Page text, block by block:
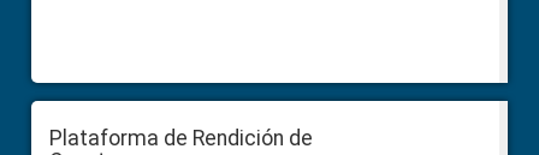
Plataforma de Rendición de